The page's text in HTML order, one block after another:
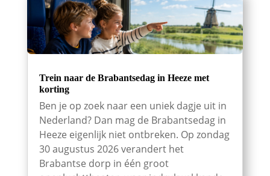
Trein naar de Brabantsedag in Heeze met
korting
Ben je op zoek naar een uniek dagje uit in
Nederland? Dan mag de Brabantsedag in
Heeze eigenlijk niet ontbreken. Op zondag
30 augustus 2026 verandert het
Brabantse dorp in één groot